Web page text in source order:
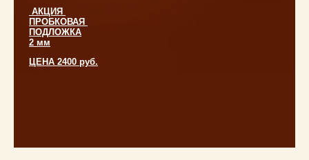
АКЦИЯ
ПРОБКОВАЯ
ПОДЛОЖКА
2 мм
ЦЕНА 2400 руб.